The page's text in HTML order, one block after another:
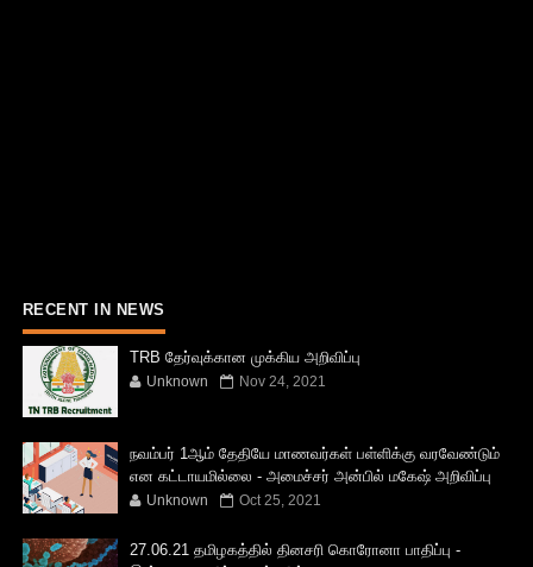
RECENT IN NEWS
TRB தேர்வுக்கான முக்கிய அறிவிப்பு
Unknown Nov 24, 2021
நவம்பர் 1ஆம் தேதியே மாணவர்கள் பள்ளிக்கு வரவேண்டும்
என கட்டாயமில்லை - அமைச்சர் அன்பில் மகேஷ் அறிவிப்பு
Unknown Oct 25, 2021
27.06.21 தமிழகத்தில் தினசரி கொரோனா பாதிப்பு -